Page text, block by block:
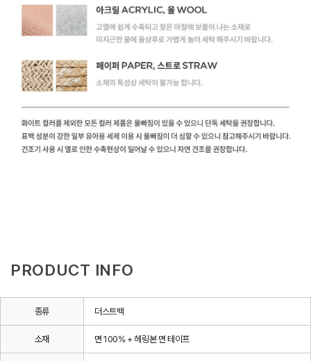
PRODUCT INFO
종류 더스트백
소재 면 100% + 헤링본 면 테이프